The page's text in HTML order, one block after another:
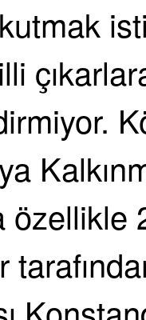
özellikle